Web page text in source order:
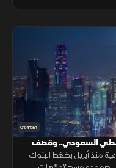
01:41:51
السعودي.. وقصف
منذ أبريل بضغط البنوك